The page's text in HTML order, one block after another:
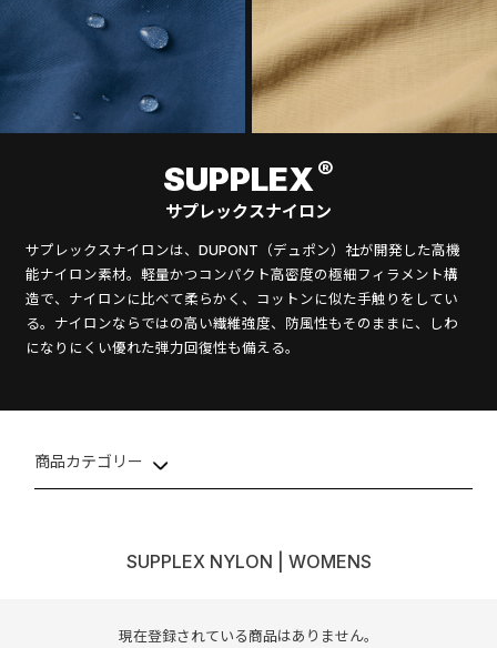
SUPPLEX®
サプレックスナイロン
サプレックスナイロンは、DUPONT（デュポン）社が開発した高機
能ナイロン素材。軽量かつコンパクト高密度の極細フィラメント構
造で、ナイロンに比べて柔らかく、コットンに似た手触りをしてい
る。ナイロンならではの高い繊維強度、防風性もそのままに、しわ
になりにくい優れた弾力回復性も備える。
商品カテゴリー
SUPPLEX NYLON | WOMENS
現在登録されている商品はありません。